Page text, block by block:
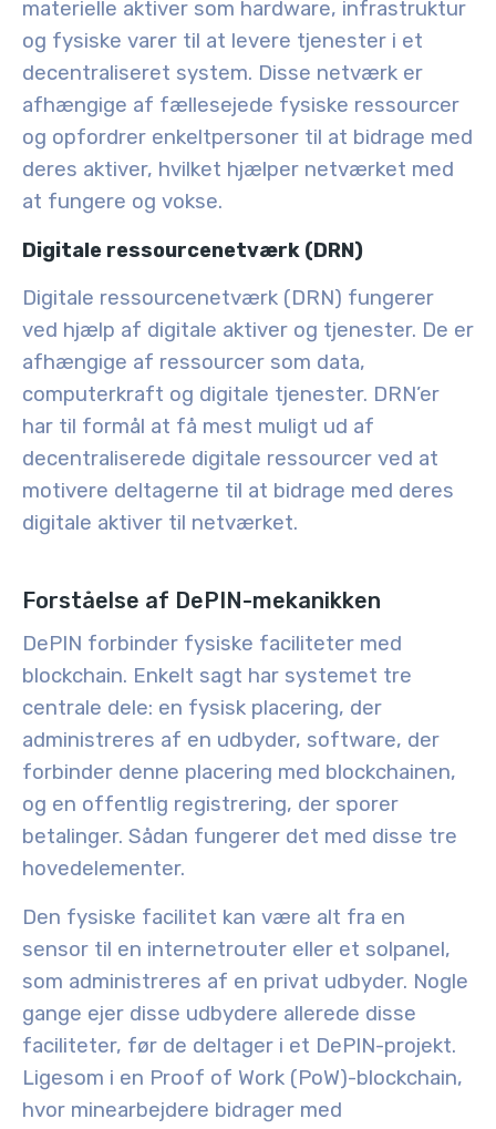
materielle aktiver som hardware, infrastruktur
og fysiske varer til at levere tjenester i et
decentraliseret system. Disse netværk er
afhængige af fællesejede fysiske ressourcer
og opfordrer enkeltpersoner til at bidrage med
deres aktiver, hvilket hjælper netværket med
at fungere og vokse.
Digitale ressourcenetværk (DRN)
Digitale ressourcenetværk (DRN) fungerer
ved hjælp af digitale aktiver og tjenester. De er
afhængige af ressourcer som data,
computerkraft og digitale tjenester. DRN’er
har til formål at få mest muligt ud af
decentraliserede digitale ressourcer ved at
motivere deltagerne til at bidrage med deres
digitale aktiver til netværket.
Forståelse af DePIN-mekanikken
DePIN forbinder fysiske faciliteter med
blockchain. Enkelt sagt har systemet tre
centrale dele: en fysisk placering, der
administreres af en udbyder, software, der
forbinder denne placering med blockchainen,
og en offentlig registrering, der sporer
betalinger. Sådan fungerer det med disse tre
hovedelementer.
Den fysiske facilitet kan være alt fra en
sensor til en internetrouter eller et solpanel,
som administreres af en privat udbyder. Nogle
gange ejer disse udbydere allerede disse
faciliteter, før de deltager i et DePIN-projekt.
Ligesom i en Proof of Work (PoW)-blockchain,
hvor minearbejdere bidrager med